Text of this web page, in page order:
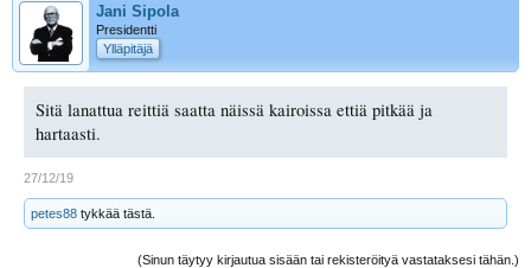
Jani Sipola
Presidentti
Ylläpitäjä
Sitä lanattua reittiä saatta näissä kairoissa ettiä pitkää ja
hartaasti.
27/12/19
petes88 tykkää tästä.
(Sinun täytyy kirjautua sisään tai rekisteröityä vastataksesi tähän.)